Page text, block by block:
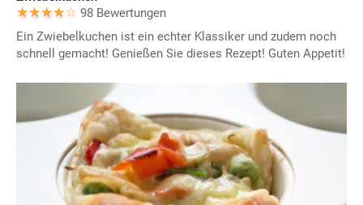
98 Bewertungen
Ein Zwiebelkuchen ist ein echter Klassiker und zudem noch
schnell gemacht! Genießen Sie dieses Rezept! Guten Appetit!